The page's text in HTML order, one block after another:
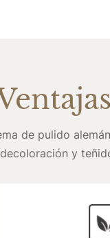
de pulido
y